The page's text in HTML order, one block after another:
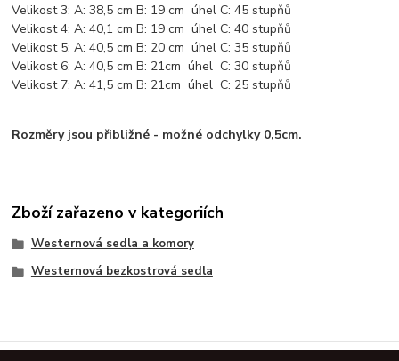
Velikost 3: A: 38,5 cm B: 19 cm úhel C: 45 stupňů
Velikost 4: A: 40,1 cm B: 19 cm úhel C: 40 stupňů
Velikost 5: A: 40,5 cm B: 20 cm úhel C: 35 stupňů
Velikost 6: A: 40,5 cm B: 21cm úhel C: 30 stupňů
Velikost 7: A: 41,5 cm B: 21cm úhel C: 25 stupňů
Rozměry jsou přibližné - možné odchylky 0,5cm.
Zboží zařazeno v kategoriích
Westernová sedla a komory
Westernová bezkostrová sedla